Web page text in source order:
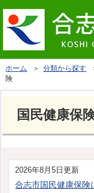
ホーム ＞分類から探す
険
国民健康保
2026年8月5日更新
合志市国民健康保険